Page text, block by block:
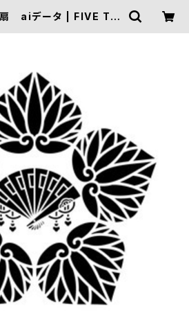
扇 aiデータ | FIVE TRI